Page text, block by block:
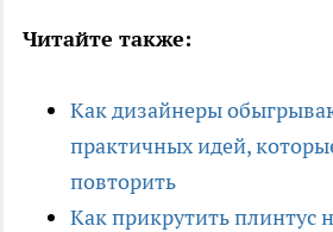
Читайте также:
Как дизайнеры
практичных идей,
повторить
Как прикрутить плинтус